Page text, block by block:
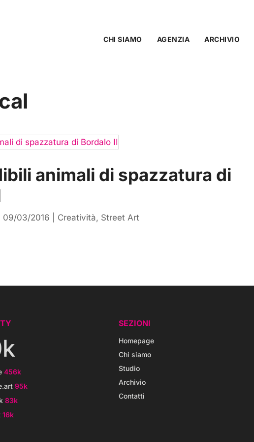
CHI SIAMO AGENZIA ARCHIVIO
animali di spazzatura di
09/03/2016 Creatività, Street Art
456k
95k
83k
16k
SEZIONI
Homepage
Chi siamo
Studio
Archivio
Contatti